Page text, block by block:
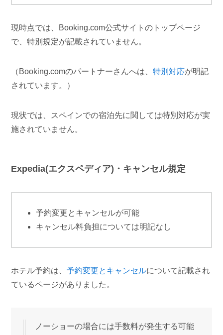
現時点では、Booking.com公式サイトのトップページ
で、特別規定が記載されていません。
（Booking.comのパートナーさんへは、特別対応が明記
されています。）
現状では、スペインでの宿泊先に関しては特別対応が実
施されていません。
Expedia(エクスペディア)・キャンセル規定
予約変更とキャンセルが可能
キャンセル料負担については明記なし
ホテル予約は、予約変更とキャンセルについて記載され
ているページがありました。
ノーショーの場合には手数料が発生する可能